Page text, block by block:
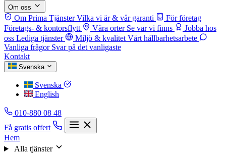
Om oss
Om Prima Tjänster Vilka vi är & vår garanti
För företag
Företags- & kontorsflytt
Våra orter Se var vi finns
Jobba hos
oss Lediga tjänster Miljö & kvalitet Vårt hållbarhetsarbete
Vanliga frågor Svar på det vanligaste
Kontakt
Svenska
Svenska
English
010-880 08 48
Få gratis offert
Hem
Alla tjänster